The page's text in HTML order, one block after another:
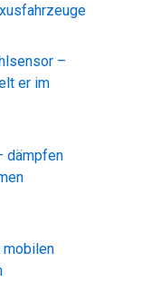
–
er im
dämpfen
mobilen